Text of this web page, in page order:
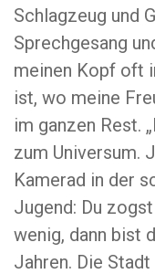
Schlagzeug und
Sprechgesang
meinen Kopf oft
ist, wo meine
im ganzen Rest.
zum Universum.
Kamerad in der
Jugend: Du
wenig, dann bist
Jahren. Die